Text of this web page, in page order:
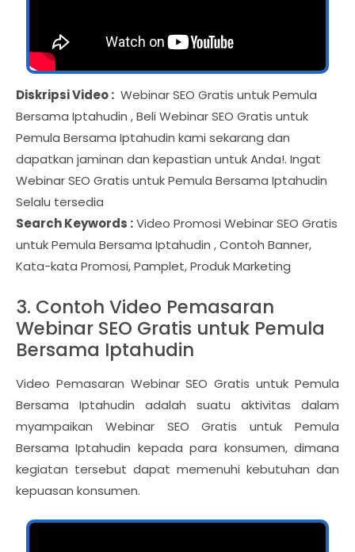
Diskripsi Video : Webinar SEO Gratis untuk Pemula
Bersama Iptahudin , Beli Webinar SEO Gratis untuk
Pemula Bersama Iptahudin kami sekarang dan
dapatkan jaminan dan kepastian untuk Anda!. Ingat
Webinar SEO Gratis untuk Pemula Bersama Iptahudin
Selalu tersedia
Search Keywords :Video Promosi Webinar SEO Gratis
untuk Pemula Bersama Iptahudin , Contoh Banner,
Kata-kata Promosi, Pamplet, Produk Marketing
3. Contoh Video Pemasaran
Webinar SEO Gratis untuk Pemula
Bersama Iptahudin
Video Pemasaran Webinar SEO Gratis untuk Pemula
Bersama Iptahudin adalah suatu aktivitas dalam
myampaikan Webinar SEO Gratis untuk Pemula
Bersama Iptahudin kepada para konsumen, dimana
kegiatan tersebut dapat memenuhi kebutuhan dan
kepuasan konsumen.